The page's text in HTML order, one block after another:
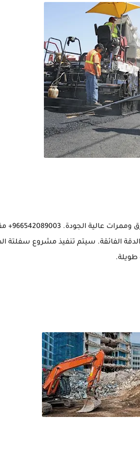
سفلتة الطرق هي
الفائقة. سيتم تنفيذ مشروع سفلتة
طويلة.